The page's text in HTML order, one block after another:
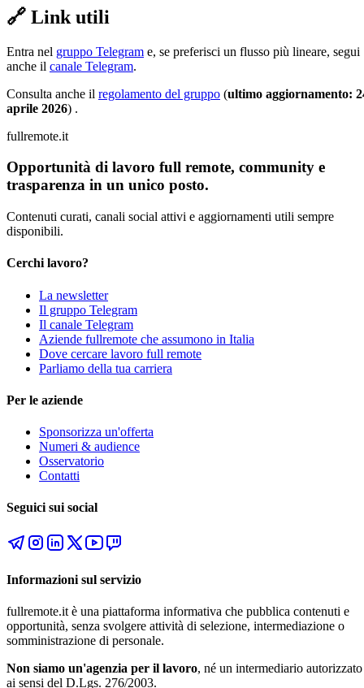
🔗 Link utili
Entra nel gruppo Telegram e, se preferisci un flusso più lineare, segui
anche il canale Telegram.
Consulta anche il regolamento del gruppo (ultimo aggiornamento:
aprile 2026) .
fullremote.it
Opportunità di lavoro full remote, community e
trasparenza in un unico posto.
Contenuti curati, canali social attivi e aggiornamenti utili sempre
disponibili.
Cerchi lavoro?
La newsletter
Il gruppo Telegram
Il canale Telegram
Aziende fullremote che assumono in Italia
Dove cercare lavoro full remote
Parliamo della tua carriera
Per le aziende
Sponsorizza un'offerta
Numeri & audience
Osservatorio
Contatti
Seguici sui social
Informazioni sul servizio
fullremote.it è una piattaforma informativa che pubblica contenuti e
opportunità, senza svolgere attività di selezione, intermediazione o
somministrazione di personale.
Non siamo un'agenzia per il lavoro, né un intermediario autorizzato
ai sensi del D.Lgs. 276/2003.